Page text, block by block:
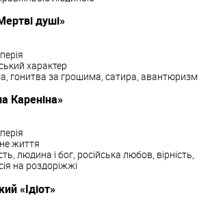
душі»
характер
гонитва за грошима, сатира, авантюризм
Кареніна»
життя
людина і бог, російська любов, вірність,
на роздоріжжі
«Ідіот»